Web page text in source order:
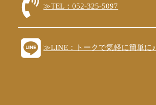
≫TEL：052-325-5097
≫LINE：トークで気軽に簡単に♪